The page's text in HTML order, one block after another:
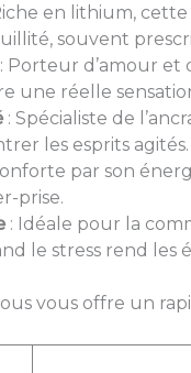
en lithium, cette
souvent
Porteur d’amour et
une réelle
: Spécialiste de
les esprits agités.
par son
prise.
: Idéale pour la
le stress rend les
vous offre un